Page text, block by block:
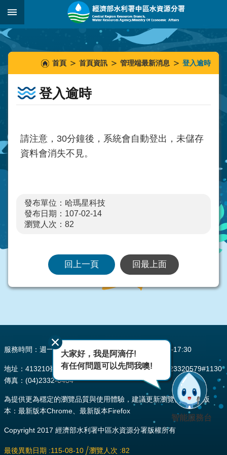
跳到主要內容區塊
:::
_
::::::
首頁 首頁資訊 管理端最新消息 登入逾時
登入逾時
請注意， 30分鐘後，系統會自動登出，未儲存
資料會消失不見。
發布單位：哈瑪星科技
發布日期：107-02-14
瀏覽人次： 82
回上一頁 回最上面
服務時間：週一至週五 AM08:00~12:00 PM13:30~17:30
地址：413210臺中市霧峰區峰堤路195號 電話：(04)23320579#1130
傳真：(04)2332-0484
為提供更為穩定的瀏覽品質與使用體驗，建議更新瀏覽器至以下版
本：最新版本Chrome、最新版本Firefox
Copyright 2017 經濟部水利署中區水資源分署版權所有
最後異動日期 115-08-10 瀏覽人次 82
大家好，我是阿滴仔!
有任何問題可以先問我噢!
智能服務台